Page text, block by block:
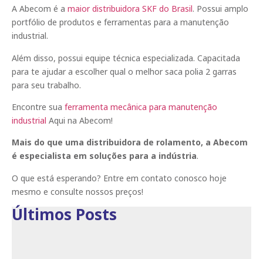
A Abecom é a maior distribuidora SKF do Brasil. Possui amplo
portfólio de produtos e ferramentas para a manutenção
industrial.
Além disso, possui equipe técnica especializada. Capacitada
para te ajudar a escolher qual o melhor saca polia 2 garras
para seu trabalho.
Encontre sua ferramenta mecânica para manutenção
industrial Aqui na Abecom!
Mais do que uma distribuidora de rolamento, a Abecom
é especialista em soluções para a indústria.
O que está esperando? Entre em contato conosco hoje
mesmo e consulte nossos preços!
Últimos Posts